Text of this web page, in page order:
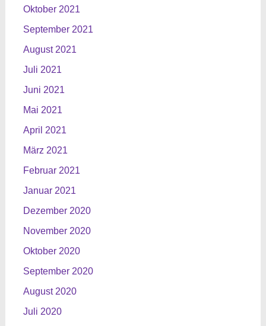
Oktober 2021
September 2021
August 2021
Juli 2021
Juni 2021
Mai 2021
April 2021
März 2021
Februar 2021
Januar 2021
Dezember 2020
November 2020
Oktober 2020
September 2020
August 2020
Juli 2020